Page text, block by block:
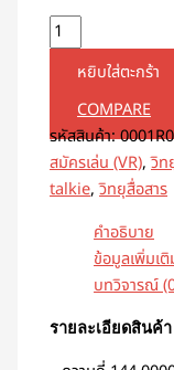
หยิบใส่ตะกร้า
COMPARE
รหัสสินค้า:
สมัครเล่น (VR),วิท
talkie,วิทยุสื่อสาร
คำอธิบาย
ข้อมูลเพิ่มเ
บทวิจารณ์
รายละเอียดสินค้า